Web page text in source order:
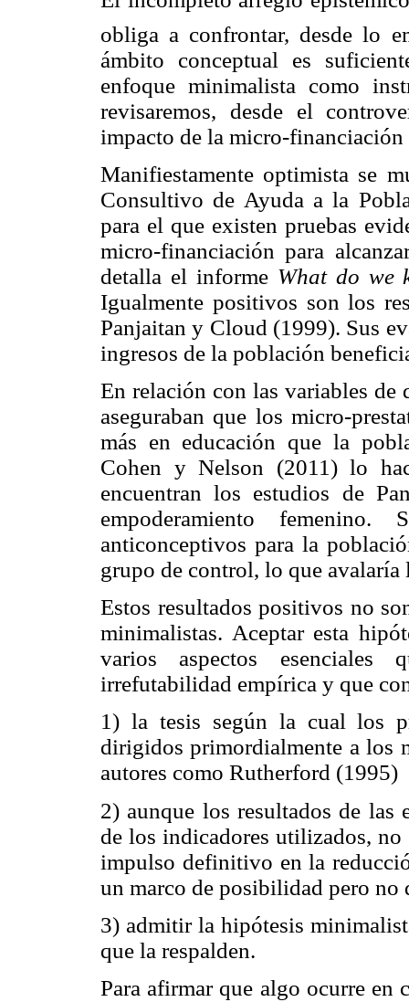
obliga a confrontar, desde lo
ámbito conceptual es
enfoque minimalista como
revisaremos, desde el
impacto de la micro-
Manifiestamente optimista se
Consultivo de Ayuda a la
para el que existen pruebas
micro-financiación para
detalla el informe What do we
Igualmente positivos son los
Panjaitan y Cloud (1999). Sus
ingresos de la población
En relación con las variables
aseguraban que los micro-
más en educación que la
Cohen y Nelson (2011) lo
encuentran los estudios de
empoderamiento
anticonceptivos para la
grupo de control, lo que avalaría
Estos resultados positivos no
minimalistas. Aceptar esta
varios aspectos
irrefutabilidad empírica y que
1) la tesis según la cual los
dirigidos primordialmente a los
autores como Rutherford (1995)
2) aunque los resultados de las
de los indicadores utilizados,
impulso definitivo en la
un marco de posibilidad pero
3) admitir la hipótesis
que la respalden.
Para afirmar que algo ocurre en